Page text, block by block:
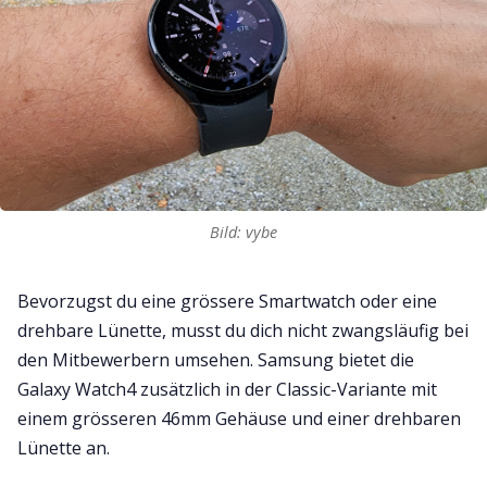
Bild: vybe
Bevorzugst du eine grössere Smartwatch oder eine
drehbare Lünette, musst du dich nicht zwangsläufig bei
den Mitbewerbern umsehen. Samsung bietet die
Galaxy Watch4 zusätzlich in der Classic-Variante mit
einem grösseren 46mm Gehäuse und einer drehbaren
Lünette an.